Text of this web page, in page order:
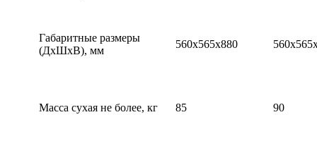
Габаритные размеры
(ДхШхВ), мм
560х565х880
Масса сухая не более, кг 85 90